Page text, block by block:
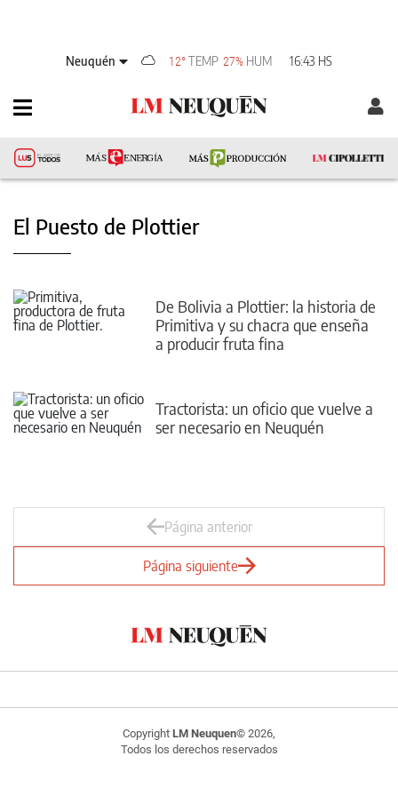
Neuquén 12°TEMP 27% HUM 16:43 HS
El Puesto de Plottier
De Bolivia a Plottier: la historia de
Primitiva y su chacra que enseña
a producir fruta fina
Tractorista: un oficio que vuelve a
ser necesario en Neuquén
Página anterior
Página siguiente
Copyright LM Neuquen© 2026,
Todos los derechos reservados